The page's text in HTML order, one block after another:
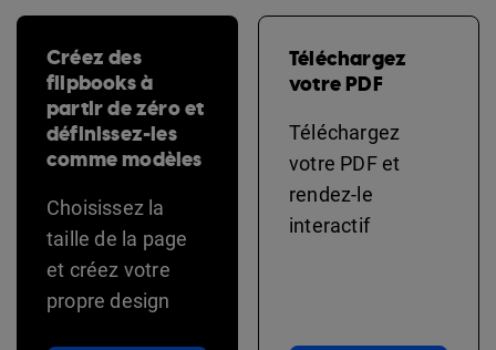
Créez des
flipbooks à
partir de zéro et
définissez-les
comme modèles
Choisissez la
taille de la page
et créez votre
propre design
Téléchargez
votre PDF
Téléchargez
votre PDF et
rendez-le
interactif